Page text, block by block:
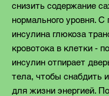
снизить содержание
нормального уровня.
инсулина глюкоза
кровотока в клетки -
инсулин отпирает
тела, чтобы снабдить
для жизни энергией.